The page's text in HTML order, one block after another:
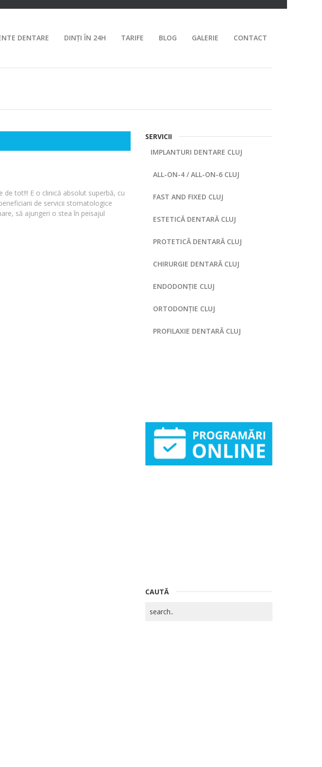
DENTARE DINȚI ÎN 24H TARIFE BLOG GALERIE CONTACT
de tot!!! E o clinică absolut superbă, cu
de servicii stomatologice
să ajungeri o stea în peisajul
SERVICII
IMPLANTURI DENTARE CLUJ
ALL-ON-4 / ALL-ON-6 CLUJ
FAST AND FIXED CLUJ
ESTETICĂ DENTARĂ CLUJ
PROTETICĂ DENTARĂ CLUJ
CHIRURGIE DENTARĂ CLUJ
ENDODONȚIE CLUJ
ORTODONȚIE CLUJ
PROFILAXIE DENTARĂ CLUJ
CAUTĂ